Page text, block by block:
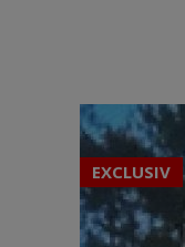
EXCLUSIV